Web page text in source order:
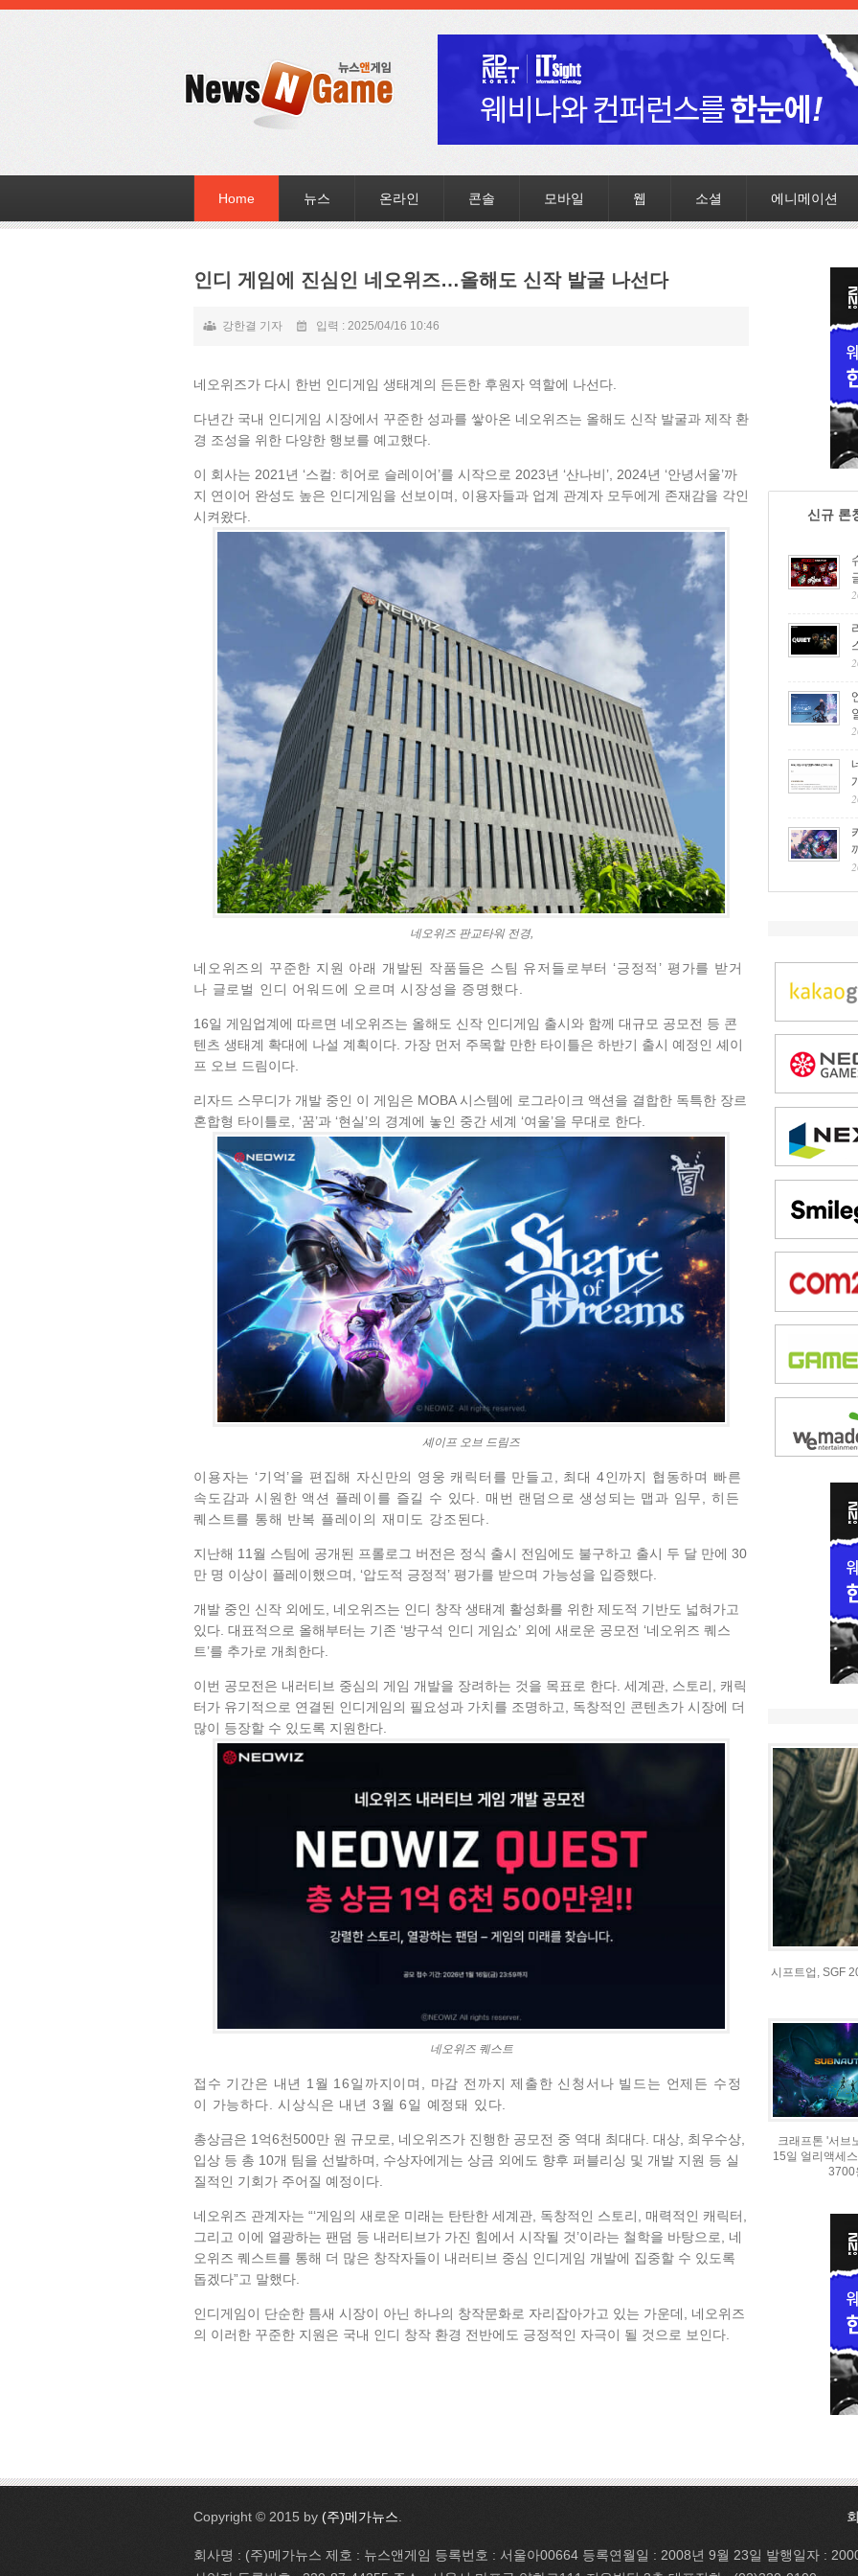
Home 뉴스 온라인 콘솔 모바일 웹 소셜 에니메이션
인디 게임에 진심인 네오위즈…올해도 신작 발굴 나선다
강한결 기자 입력 : 2025/04/16 10:46
네오위즈가 다시 한번 인디게임 생태계의 든든한 후원자 역할에 나선다.
다년간 국내 인디게임 시장에서 꾸준한 성과를 쌓아온 네오위즈는 올해도 신작 발굴과 제작 환
경 조성을 위한 다양한 행보를 예고했다.
이 회사는 2021년 ‘스컬: 히어로 슬레이어’를 시작으로 2023년 ‘산나비’, 2024년 ‘안녕서울’까
지 연이어 완성도 높은 인디게임을 선보이며, 이용자들과 업계 관계자 모두에게 존재감을 각인
시켜왔다.
네오위즈 판교타워 전경,
네오위즈의 꾸준한 지원 아래 개발된 작품들은 스팀 유저들로부터 ‘긍정적’ 평가를 받거
나 글로벌 인디 어워드에 오르며 시장성을 증명했다.
16일 게임업계에 따르면 네오위즈는 올해도 신작 인디게임 출시와 함께 대규모 공모전 등 콘
텐츠 생태계 확대에 나설 계획이다. 가장 먼저 주목할 만한 타이틀은 하반기 출시 예정인 셰이
프 오브 드림이다.
리자드 스무디가 개발 중인 이 게임은 MOBA 시스템에 로그라이크 액션을 결합한 독특한 장르
혼합형 타이틀로, ‘꿈’과 ‘현실’의 경계에 놓인 중간 세계 ‘여울’을 무대로 한다.
셰이프 오브 드림즈
이용자는 ‘기억’을 편집해 자신만의 영웅 캐릭터를 만들고, 최대 4인까지 협동하며 빠른
속도감과 시원한 액션 플레이를 즐길 수 있다. 매번 랜덤으로 생성되는 맵과 임무, 히든
퀘스트를 통해 반복 플레이의 재미도 강조된다.
지난해 11월 스팀에 공개된 프롤로그 버전은 정식 출시 전임에도 불구하고 출시 두 달 만에 30
만 명 이상이 플레이했으며, ‘압도적 긍정적’ 평가를 받으며 가능성을 입증했다.
개발 중인 신작 외에도, 네오위즈는 인디 창작 생태계 활성화를 위한 제도적 기반도 넓혀가고
있다. 대표적으로 올해부터는 기존 ‘방구석 인디 게임쇼’ 외에 새로운 공모전 ‘네오위즈 퀘스
트’를 추가로 개최한다.
이번 공모전은 내러티브 중심의 게임 개발을 장려하는 것을 목표로 한다. 세계관, 스토리, 캐릭
터가 유기적으로 연결된 인디게임의 필요성과 가치를 조명하고, 독창적인 콘텐츠가 시장에 더
많이 등장할 수 있도록 지원한다.
네오위즈 퀘스트
접수 기간은 내년 1월 16일까지이며, 마감 전까지 제출한 신청서나 빌드는 언제든 수정
이 가능하다. 시상식은 내년 3월 6일 예정돼 있다.
총상금은 1억6천500만 원 규모로, 네오위즈가 진행한 공모전 중 역대 최대다. 대상, 최우수상,
입상 등 총 10개 팀을 선발하며, 수상자에게는 상금 외에도 향후 퍼블리싱 및 개발 지원 등 실
질적인 기회가 주어질 예정이다.
네오위즈 관계자는 “‘게임의 새로운 미래는 탄탄한 세계관, 독창적인 스토리, 매력적인 캐릭터,
그리고 이에 열광하는 팬덤 등 내러티브가 가진 힘에서 시작될 것’이라는 철학을 바탕으로, 네
오위즈 퀘스트를 통해 더 많은 창작자들이 내러티브 중심 인디게임 개발에 집중할 수 있도록
돕겠다”고 말했다.
인디게임이 단순한 틈새 시장이 아닌 하나의 창작문화로 자리잡아가고 있는 가운데, 네오위즈
의 이러한 꾸준한 지원은 국내 인디 창작 환경 전반에도 긍정적인 자극이 될 것으로 보인다.
신규 론
시프트업, SGF
크래프톤 '서브
15일 얼리액세
3700
Copyright © 2015 by (주)메가뉴스
회사명 : (주)메가뉴스 제호 : 뉴스앤게임 등록번호 : 서울아00664 등록연월일 : 2008년 9월 23일 발행일자 :